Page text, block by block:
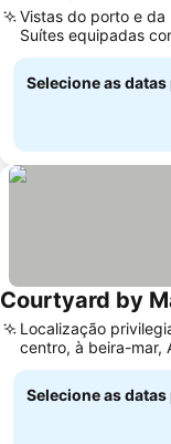
Vistas do porto e da
Suítes equipadas
Selecione as
Courtyard by
Localização
centro, à beira-mar,
horas
Selecione as